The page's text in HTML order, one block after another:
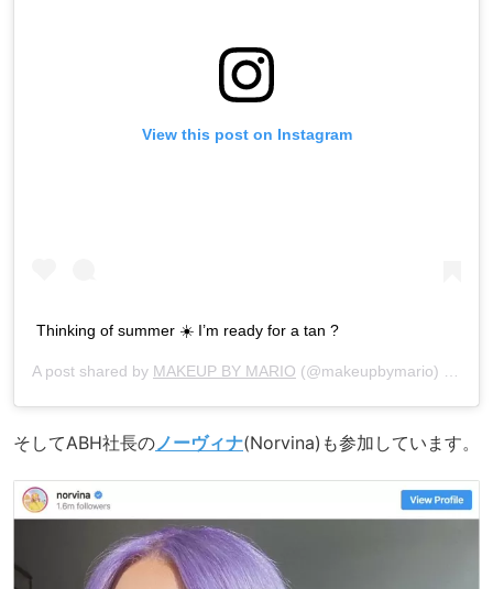
View this post on Instagram
Thinking of summer ☀️ I’m ready for a tan ?
A post shared by MAKEUP BY MARIO (@makeupbymario) on
そしてABH社長のノーヴィナ(Norvina)も参加しています。